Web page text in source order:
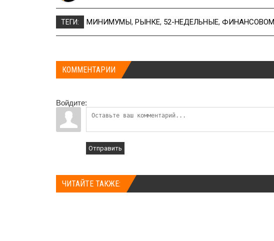
ТЕГИ: МИНИМУМЫ , РЫНКЕ, 52-НЕДЕЛЬНЫЕ, ФИНАНСОВОМ
КОММЕНТАРИИ
Войдите:
Отправить
ЧИТАЙТЕ ТАКЖЕ: